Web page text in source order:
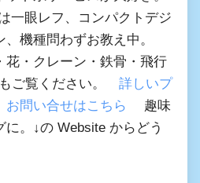
一眼レフ、コンパクトデジ
、機種問わずお教え中。
花・クレーン・鉄骨・飛行
ご覧ください。 詳しいプ
お問い合せはこちら
趣味
。↓の Website からどう